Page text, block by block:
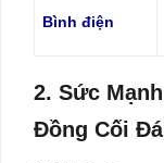
Bình điện
2. Sức
Đồng Cối